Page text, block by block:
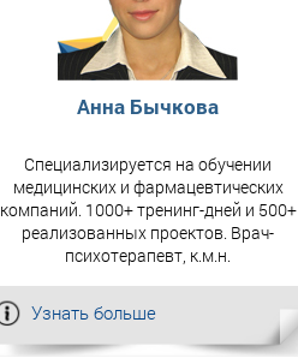
Анна Бычкова
Специализируется на обучении
медицинских и фармацевтических
компаний. 1000+ тренинг-дней и 500+
реализованных проектов. Врач-
психотерапевт, к.м.н.
Узнать больше